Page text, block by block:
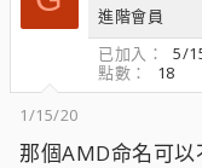
進階會員
已加入
5/
點數
18
1/15/20
那個AMD命名可以